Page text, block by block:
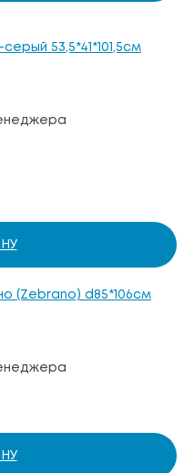
53,5*41*101,5см
(Zebrano) d85*106см